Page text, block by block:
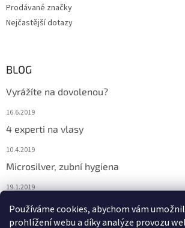
Používáme cookies, abychom vám
prohlížení webu a díky analýze provozu
Prodávané značky
Nejčastější dotazy
BLOG
Vyrážíte na dovolenou?
16.6.2019
4 experti na vlasy
10.4.2019
Microsilver, zubní hygiena
19.1.2019
Nemáte překyselený organismus?
12.1.2019